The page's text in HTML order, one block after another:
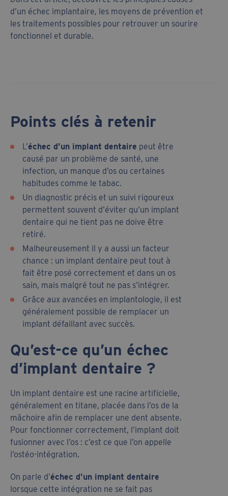
d’un échec implantaire, les moyens de prévention et
les traitements possibles pour retrouver un sourire
fonctionnel et durable.
Points clés à retenir
L’échec d’un implant dentaire peut être
causé par un problème de santé, une
infection, un manque d’os ou certaines
habitudes comme le tabac.
Un diagnostic précis et un suivi rigoureux
permettent souvent d’éviter qu’un implant
dentaire qui ne tient pas ne doive être
retiré.
Malheureusement il y a aussi un facteur
chance : un implant dentaire peut tout à
fait être posé correctement et dans un os
sain, mais malgré tout ne pas s’intégrer.
Grâce aux avancées en implantologie, il est
généralement possible de remplacer un
implant défaillant avec succès.
Qu’est-ce qu’un échec
d’implant dentaire ?
Un implant dentaire est une racine artificielle,
généralement en titane, placée dans l’os de la
mâchoire afin de remplacer une dent absente.
Pour fonctionner correctement, l’implant doit
fusionner avec l’os : c’est ce que l’on appelle
l’ostéo-intégration.
On parle d’échec d’un implant dentaire
lorsque cette intégration ne se fait pas